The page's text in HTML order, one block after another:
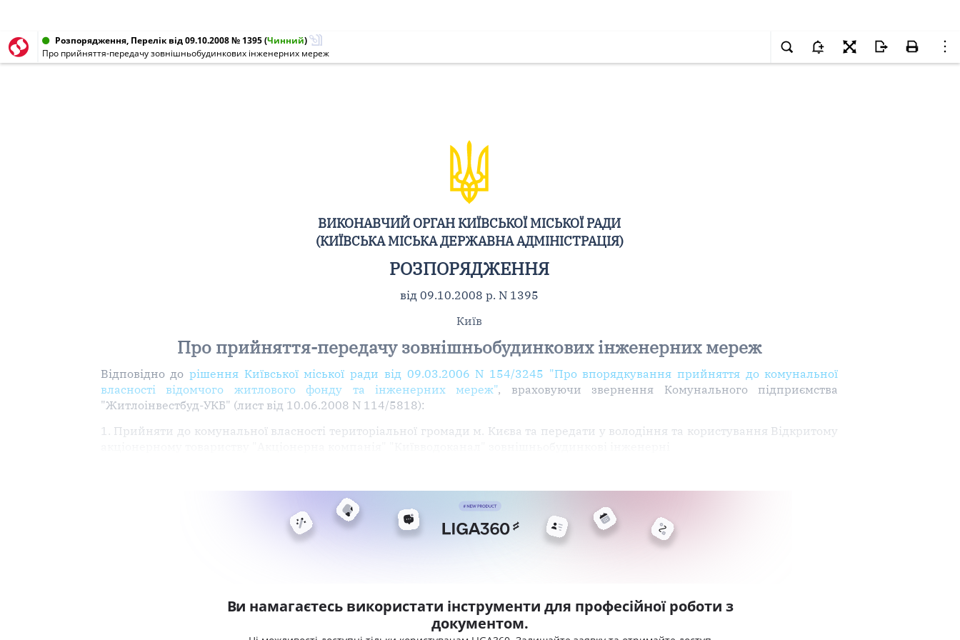
Розпорядження, Перелік від 09.10.2008 № 1395(Чинний)
Про прийняття-передачу зовнішньобудинкових інженерних мереж
ВИКОНАВЧИЙ ОРГАН КИЇВСЬКОЇ МІСЬКОЇ РАДИ
(КИЇВСЬКА МІСЬКА ДЕРЖАВНА АДМІНІСТРАЦІЯ)
РОЗПОРЯДЖЕННЯ
від 09.10.2008 р. N 1395
Київ
Про прийняття-передачу зовнішньобудинкових інженерних мереж
Відповідно дорішення Київської міської ради від 09.03.2006 N 154/3245 "Про впорядкування прийняття до комунальної
власності відомчого житлового фонду та інженерних мереж", враховуючи звернення Комунального підприємства
"Житлоінвестбуд-УКБ" (лист від 10.06.2008 N 114/5818):
1. Прийняти до комунальної власності територіальної громади м. Києва та передати у володіння та користування Відкритому
Ви намагаєтесь використати інструменти для професійної роботи з
документом.